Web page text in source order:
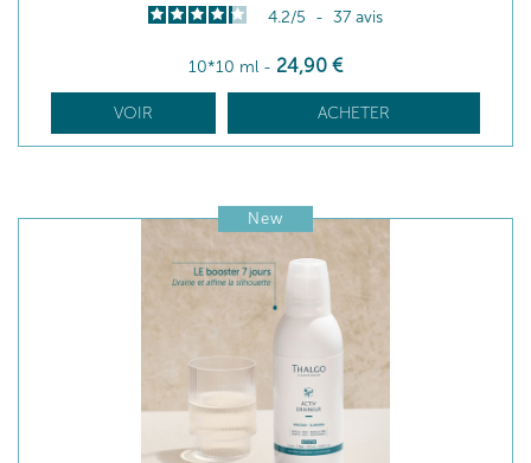
4.2/5 - 37 avis
10*10 ml - 24,90 €
VOIR ACHETER
New